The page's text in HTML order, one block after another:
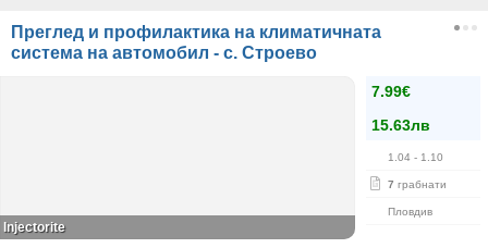
Преглед и профилактика на климатичната
система на автомобил - с. Строево
7.99€
15.63лв
1.04 - 1.10
7 грабнати
Пловдив
Injectorite